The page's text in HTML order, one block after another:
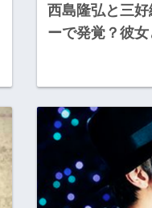
西島隆弘と三
ーで発覚？彼